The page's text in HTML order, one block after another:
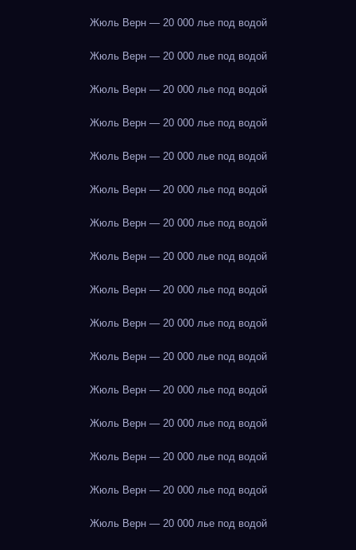
Жюль Верн — 20 000 лье под водой
Жюль Верн — 20 000 лье под водой
Жюль Верн — 20 000 лье под водой
Жюль Верн — 20 000 лье под водой
Жюль Верн — 20 000 лье под водой
Жюль Верн — 20 000 лье под водой
Жюль Верн — 20 000 лье под водой
Жюль Верн — 20 000 лье под водой
Жюль Верн — 20 000 лье под водой
Жюль Верн — 20 000 лье под водой
Жюль Верн — 20 000 лье под водой
Жюль Верн — 20 000 лье под водой
Жюль Верн — 20 000 лье под водой
Жюль Верн — 20 000 лье под водой
Жюль Верн — 20 000 лье под водой
Жюль Верн — 20 000 лье под водой